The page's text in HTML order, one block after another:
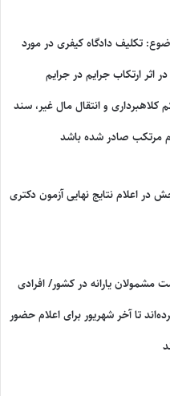
تکلیف دادگاه کیفری در مورد
اثر ارتکاب جرایم در جرایم
کلاهبرداری و انتقال مال غیر، سند
مرتکب صادر شده باشد
در اعلام نتایج نهایی آزمون دکتری
مشمولان یارانه در کشور/ افرادی
تا آخر شهریور برای اعلام حضور